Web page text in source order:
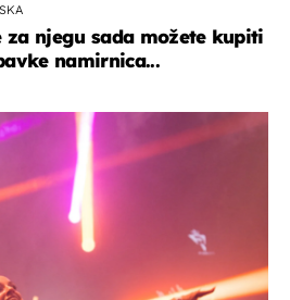
njegu sada možete kupiti
namirnica...